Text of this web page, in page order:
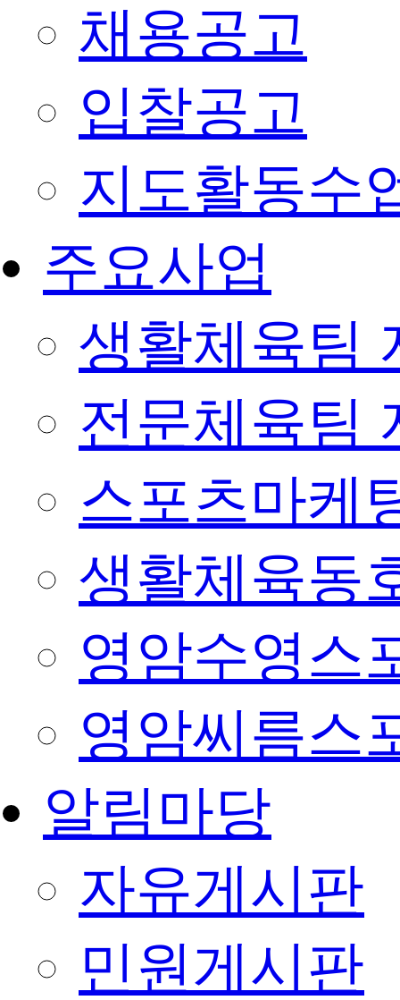
채용공고
입찰공고
지도활동수
주요사업
생활체육팀
전문체육팀
스포츠마케
생활체육동
영암수영스
영암씨름스
알림마당
자유게시판
민원게시판